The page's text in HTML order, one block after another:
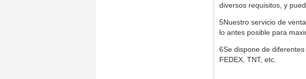
diversos requisitos, y
5Nuestro servicio de
lo antes posible para
6Se dispone de
FEDEX, TNT, etc.